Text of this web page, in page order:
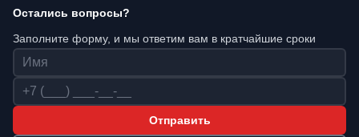
Остались вопросы?
Заполните форму, и мы ответим вам в кратчайшие сроки
Имя
Телефон
Отправить